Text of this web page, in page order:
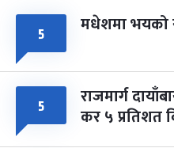
५ मधेशमा भयको
५ राजमार्ग
कर ५ प्रतिशत